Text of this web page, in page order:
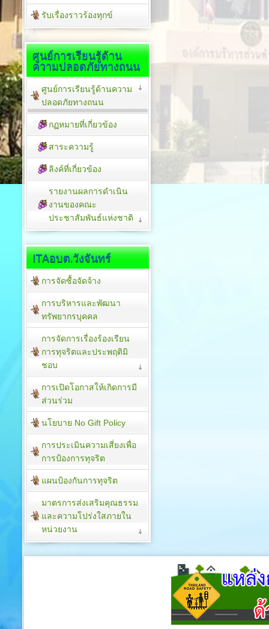
รับเรื่องราวร้องทุกข์
ศูนย์การเรียนรู้ด้าน
ความปลอดภัยทางถนน
ศูนย์การเรียนรู้ด้านความ
ปลอดภัยทางถนน
กฏหมายที่เกี่ยวข้อง
สาระความรู้
ลิงค์ที่เกี่ยวข้อง
รายงานผลการดำเนิน
งานของคณะ
ประชาสัมพันธ์แห่งชาติ
ITAอบต.วังจันทร์
การจัดซื้อจัดจ้าง
การบริหารและพัฒนา
ทรัพยากรบุคคล
การจัดการเรื่องร้องเรียน
การทุจริตและประพฤติมิ
ชอบ
การเปิดโอกาสให้เกิดการมี
ส่วนร่วม
นโยบาย No Gift Policy
การประเมินความเสี่ยงเพื่อ
การป้องการทุจริต
แผนป้องกันการทุจริต
มาตรการส่งเสริมคุณธรรม
และความโปร่งใสภายใน
หน่วยงาน